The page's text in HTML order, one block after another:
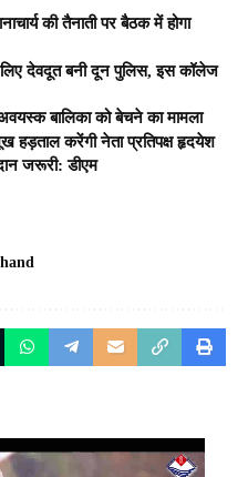
की तैनाती पर बैठक में होगा
देवदूत बनी दून पुलिस, इस कॉलेज
बालिका को बेचने का मामला
हड़ताल करेंगी नेता प्रतिपक्ष हृदयेश
जरूरी: डीएम